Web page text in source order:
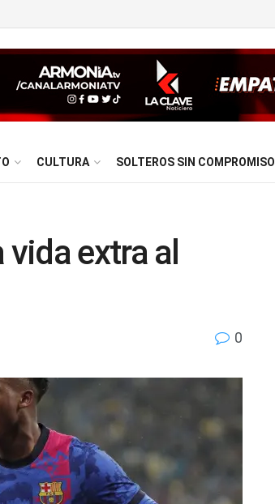
CULTURA SOLTEROS SIN COMPROMISO
extra al
0